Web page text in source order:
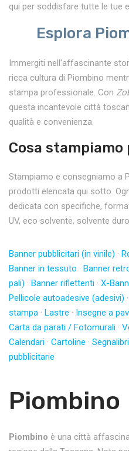
qui per soddisfare tutte le tue
Esplora
Immergiti nell'affascinante
ricca cultura di Piombino
stampa professionale. Con
questa incantevole città
qualità e convenienza.
Cosa stampiamo
Stampiamo e consegniamo a
prodotti elencata qui sotto.
dedicata con specifiche,
UV, eco solvente, solvente
Banner pubblicitari (in vinile) ·
Banner in tessuto · Banner
pali) · Banner riflettenti · X-
Pellicole autoadesive (adesivi) ·
stampa · Lastre · Insegne a
Carta da parati / Fotomurali ·
Calendari · Cartoline · Segnalibri
pubblicitarie
Piombino
Piombino è una città